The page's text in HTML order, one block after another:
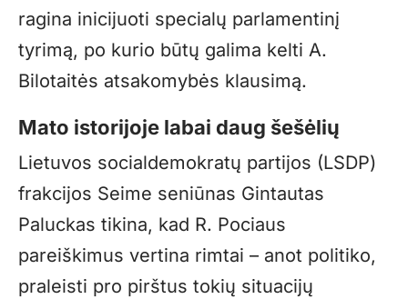
ragina inicijuoti specialų parlamentinį
tyrimą, po kurio būtų galima kelti A.
Bilotaitės atsakomybės klausimą.
Mato istorijoje labai daug šešėlių
Lietuvos socialdemokratų partijos (LSDP)
frakcijos Seime seniūnas Gintautas
Paluckas tikina, kad R. Pociaus
pareiškimus vertina rimtai – anot politiko,
praleisti pro pirštus tokių situacijų